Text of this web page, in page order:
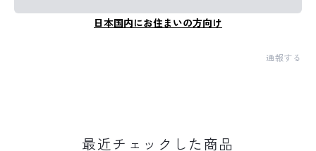
日本国内にお住まいの方向け
通報する
最近チェックした商品